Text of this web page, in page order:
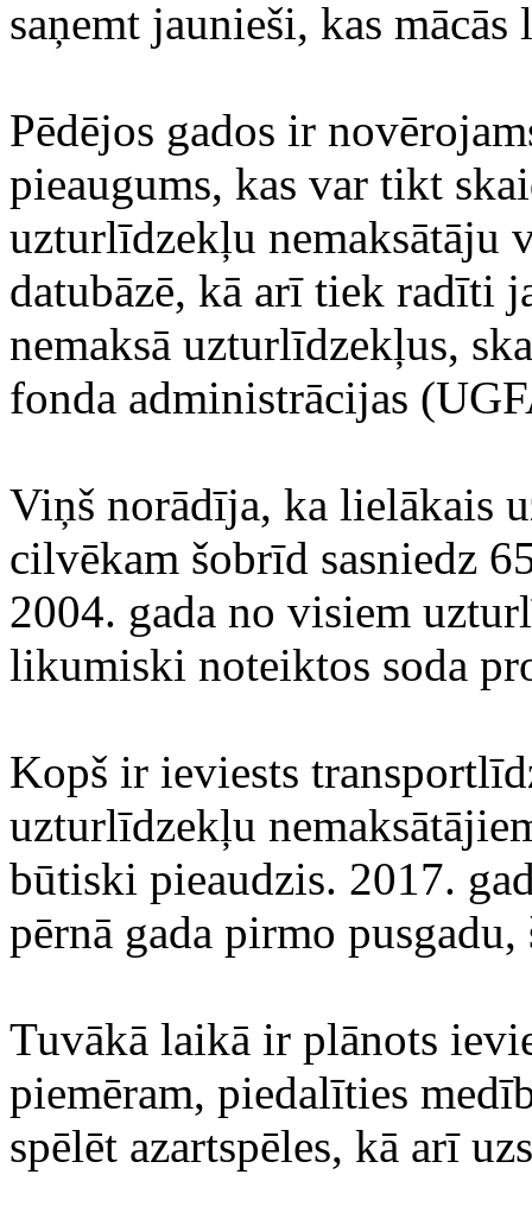
saņemt jaunieši, kas
Pēdējos gados ir
pieaugums, kas var tikt
uzturlīdzekļu nemaksātāju
datubāzē, kā arī tiek radīti
nemaksā uzturlīdzekļus,
fonda administrācijas
Viņš norādīja, ka lielākais
cilvēkam šobrīd sasniedz
2004. gada no visiem
likumiski noteiktos soda
Kopš ir ieviests
uzturlīdzekļu
būtiski pieaudzis. 2017.
pērnā gada pirmo
Tuvākā laikā ir plānots
piemēram, piedalīties
spēlēt azartspēles, kā arī